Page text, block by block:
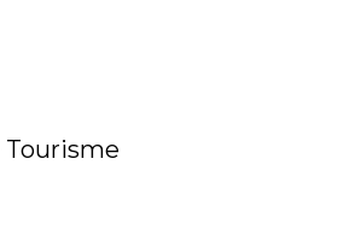
Tourisme